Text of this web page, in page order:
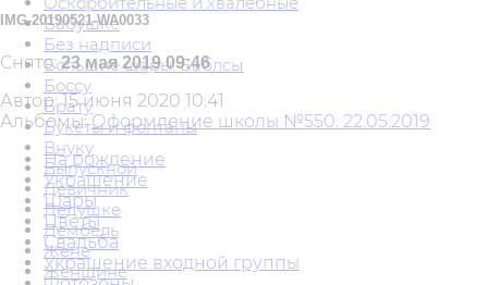
Бабушке
Без надписи
Большие шары. Баблсы
Боссу
Брату
Букеты и фонтаны
Внуку
Выпускной
Девичник
Дедушке
Дембель
Жене
Женщине
IMG-20190521-WA0033
Снято:23 мая 2019 09:46
Автор:15 июня 2020 10:41
Альбомы:Оформление школы №550. 22.05.2019
На рождение
Украшение
Шары
Цветы
Свадьба
Украшение входной группы